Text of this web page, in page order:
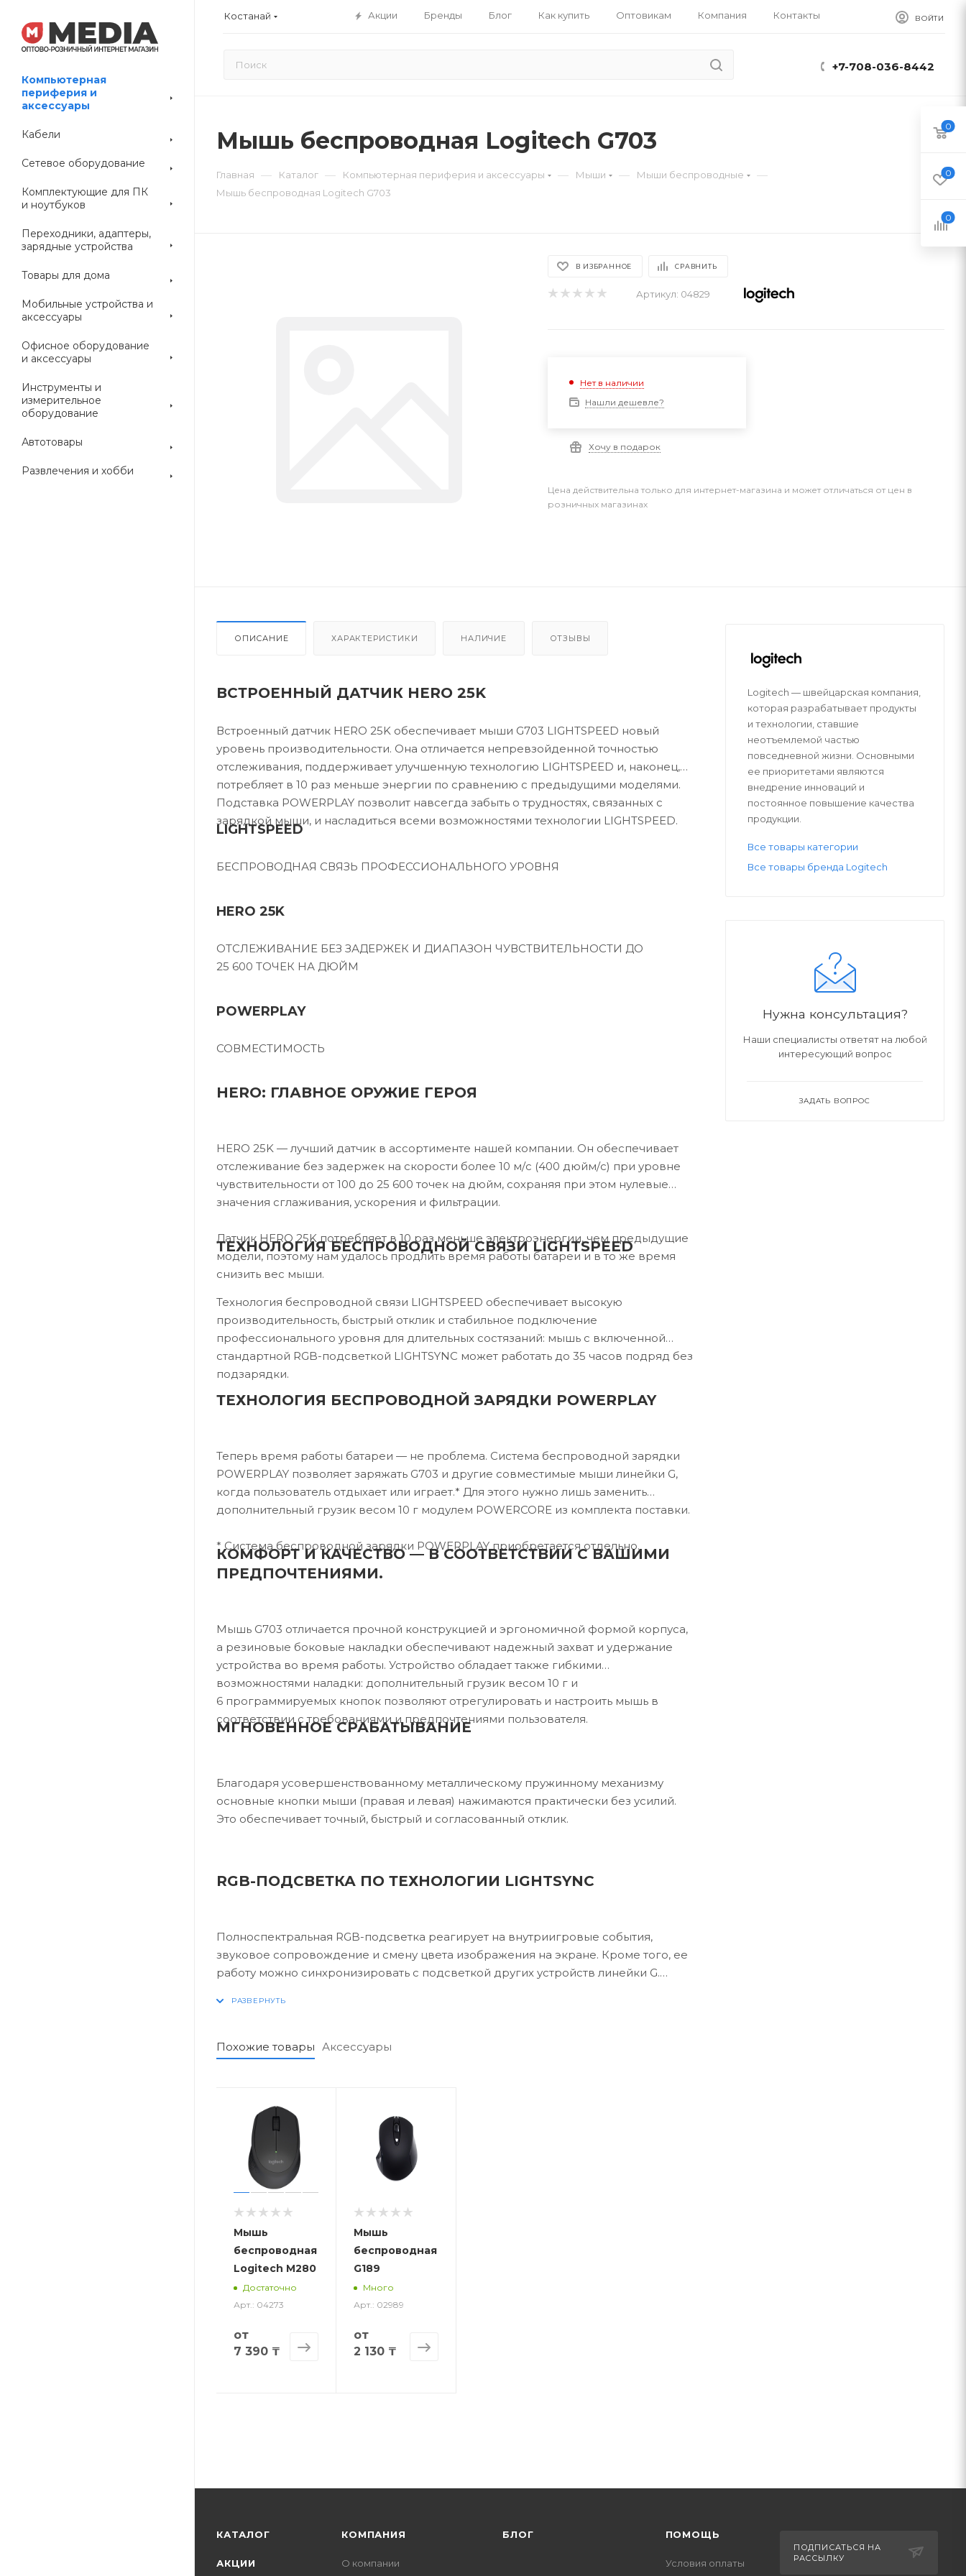
Костанай Акции Бренды Блог Как купить Оптовикам Компания Контакты ВОЙТИ
+7-708-036-8442
Компьютерная
периферия и
аксессуары
Кабели
Сетевое оборудование
Комплектующие для ПК
и ноутбуков
Переходники, адаптеры,
зарядные устройства
Товары для дома
Мобильные устройства и
аксессуары
Офисное оборудование
и аксессуары
Инструменты и
измерительное
оборудование
Автотовары
Развлечения и хобби
Мышь беспроводная Logitech G703
Главная — Каталог — Компьютерная периферия и аксессуары — Мыши — Мыши беспроводные —
Мышь беспроводная Logitech G703
В ИЗБРАННОЕ СРАВНИТЬ
Артикул: 04829
Нет в наличии
Нашли дешевле?
Хочу в подарок
Цена действительна только для интернет-магазина и может отличаться от цен в
розничных магазинах
ОПИСАНИЕ ХАРАКТЕРИСТИКИ НАЛИЧИЕ ОТЗЫВЫ
ВСТРОЕННЫЙ ДАТЧИК HERO 25K
Встроенный датчик HERO 25K обеспечивает мыши G703 LIGHTSPEED новый
уровень производительности. Она отличается непревзойденной точностью
отслеживания, поддерживает улучшенную технологию LIGHTSPEED и, наконец,
потребляет в 10 раз меньше энергии по сравнению с предыдущими моделями.
Подставка POWERPLAY позволит навсегда забыть о трудностях, связанных с
зарядкой мыши, и насладиться всеми возможностями технологии LIGHTSPEED.
LIGHTSPEED
БЕСПРОВОДНАЯ СВЯЗЬ ПРОФЕССИОНАЛЬНОГО УРОВНЯ
HERO 25K
ОТСЛЕЖИВАНИЕ БЕЗ ЗАДЕРЖЕК И ДИАПАЗОН ЧУВСТВИТЕЛЬНОСТИ ДО
25 600 ТОЧЕК НА ДЮЙМ
POWERPLAY
СОВМЕСТИМОСТЬ
HERO: ГЛАВНОЕ ОРУЖИЕ ГЕРОЯ
HERO 25K — лучший датчик в ассортименте нашей компании. Он обеспечивает
отслеживание без задержек на скорости более 10 м/с (400 дюйм/с) при уровне
чувствительности от 100 до 25 600 точек на дюйм, сохраняя при этом нулевые
значения сглаживания, ускорения и фильтрации.
Датчик HERO 25K потребляет в 10 раз меньше электроэнергии, чем предыдущие
модели, поэтому нам удалось продлить время работы батареи и в то же время
снизить вес мыши.
ТЕХНОЛОГИЯ БЕСПРОВОДНОЙ СВЯЗИ LIGHTSPEED
Технология беспроводной связи LIGHTSPEED обеспечивает высокую
производительность, быстрый отклик и стабильное подключение
профессионального уровня для длительных состязаний: мышь с включенной
стандартной RGB-подсветкой LIGHTSYNC может работать до 35 часов подряд без
подзарядки.
ТЕХНОЛОГИЯ БЕСПРОВОДНОЙ ЗАРЯДКИ POWERPLAY
Теперь время работы батареи — не проблема. Система беспроводной зарядки
POWERPLAY позволяет заряжать G703 и другие совместимые мыши линейки G,
когда пользователь отдыхает или играет.* Для этого нужно лишь заменить
дополнительный грузик весом 10 г модулем POWERCORE из комплекта поставки.
* Система беспроводной зарядки POWERPLAY приобретается отдельно.
КОМФОРТ И КАЧЕСТВО — В СООТВЕТСТВИИ С ВАШИМИ
ПРЕДПОЧТЕНИЯМИ.
Мышь G703 отличается прочной конструкцией и эргономичной формой корпуса,
а резиновые боковые накладки обеспечивают надежный захват и удержание
устройства во время работы. Устройство обладает также гибкими
возможностями наладки: дополнительный грузик весом 10 г и
6 программируемых кнопок позволяют отрегулировать и настроить мышь в
соответствии с требованиями и предпочтениями пользователя.
МГНОВЕННОЕ СРАБАТЫВАНИЕ
Благодаря усовершенствованному металлическому пружинному механизму
основные кнопки мыши (правая и левая) нажимаются практически без усилий.
Это обеспечивает точный, быстрый и согласованный отклик.
RGB-ПОДСВЕТКА ПО ТЕХНОЛОГИИ LIGHTSYNC
Полноспектральная RGB-подсветка реагирует на внутриигровые события,
звуковое сопровождение и смену цвета изображения на экране. Кроме того, ее
работу можно синхронизировать с подсветкой других устройств линейки G.
Похожие товары Аксессуары
Мышь
беспроводная
Logitech М280
Достаточно
Арт.: 04273
от
7 390 ₸
Мышь
беспроводная
G189
Много
Арт.: 02989
от
2 130 ₸
Logitech — швейцарская компания,
которая разрабатывает продукты
и технологии, ставшие
неотъемлемой частью
повседневной жизни. Основными
ее приоритетами являются
внедрение инноваций и
постоянное повышение качества
продукции.
Все товары категории
Все товары бренда Logitech
Нужна консультация?
Наши специалисты ответят на любой
интересующий вопрос
ЗАДАТЬ ВОПРОС
КАТАЛОГ
АКЦИИ
КОМПАНИЯ
О компании
БЛОГ ПОМОЩЬ
Условия оплаты
ПОДПИСАТЬСЯ НА
РАССЫЛКУ
0
0
0